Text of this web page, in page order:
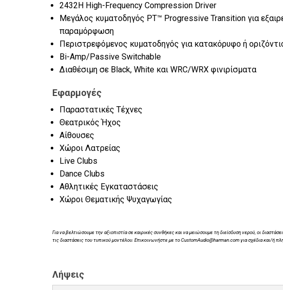
2432H High-Frequency Compression Driver
Μεγάλος κυματοδηγός PT™ Progressive Transition για
παραμόρφωση
Περιστρεφόμενος κυματοδηγός για κατακόρυφο ή
Bi-Amp/Passive Switchable
Διαθέσιμη σε Black, White και WRC/WRX φινιρίσματα
Εφαρμογές
Παραστατικές Τέχνες
Θεατρικός Ήχος
Αίθουσες
Χώροι Λατρείας
Live Clubs
Dance Clubs
Αθλητικές Εγκαταστάσεις
Χώροι Θεματικής Ψυχαγωγίας
Για να βελτιώσουμε την αξιοπιστία σε καιρικές συνθήκες και να μειώσουμε τη διείσδυση νερού, οι
τις διαστάσεις του τυπικού μοντέλου. Επικοινωνήστε με το CustomAudio@harman.com για σχέδια και/ή
Λήψεις